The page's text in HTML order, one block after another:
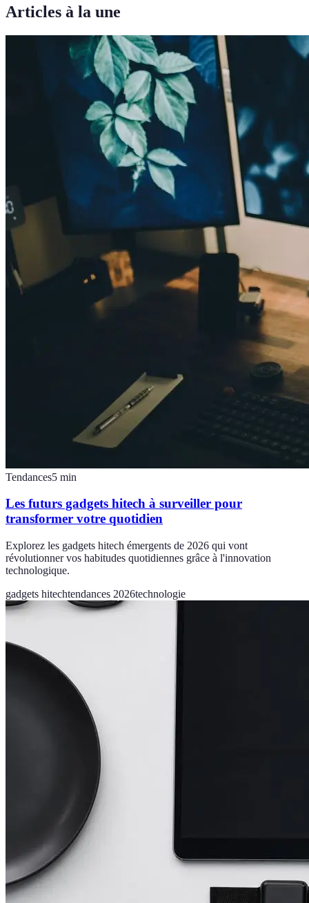
Articles à la une
Tendances5 min
Les futurs gadgets hitech à surveiller pour
transformer votre quotidien
Explorez les gadgets hitech émergents de 2026 qui vont
révolutionner vos habitudes quotidiennes grâce à l'innovation
technologique.
gadgets hitechtendances 2026technologie